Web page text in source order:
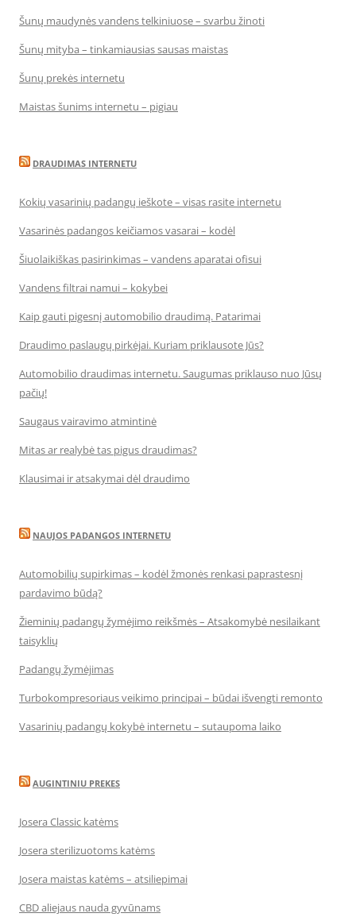
Šunų maudynės vandens telkiniuose – svarbu žinoti
Šunų mityba – tinkamiausias sausas maistas
Šunų prekės internetu
Maistas šunims internetu – pigiau
DRAUDIMAS INTERNETU
Kokių vasarinių padangų ieškote – visas rasite internetu
Vasarinės padangos keičiamos vasarai – kodėl
Šiuolaikiškas pasirinkimas – vandens aparatai ofisui
Vandens filtrai namui – kokybei
Kaip gauti pigesnį automobilio draudimą. Patarimai
Draudimo paslaugų pirkėjai. Kuriam priklausote Jūs?
Automobilio draudimas internetu. Saugumas priklauso nuo Jūsų
pačių!
Saugaus vairavimo atmintinė
Mitas ar realybė tas pigus draudimas?
Klausimai ir atsakymai dėl draudimo
NAUJOS PADANGOS INTERNETU
Automobilių supirkimas – kodėl žmonės renkasi paprastesnį
pardavimo būdą?
Žieminių padangų žymėjimo reikšmės – Atsakomybė nesilaikant
taisyklių
Padangų žymėjimas
Turbokompresoriaus veikimo principai – būdai išvengti remonto
Vasarinių padangų kokybė internetu – sutaupoma laiko
AUGINTINIU PREKES
Josera Classic katėms
Josera sterilizuotoms katėms
Josera maistas katėms – atsiliepimai
CBD aliejaus nauda gyvūnams